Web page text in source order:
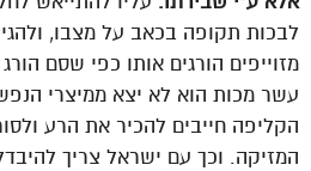
לבכות תקופה בכאב על מצבו,
מזוייפים הורגים אותו כפי שסם
עשר מכות הוא לא יצא ממיצרי
הקליפה חייבים להכיר את הרע
המזיקה. וכך עם ישראל צריך